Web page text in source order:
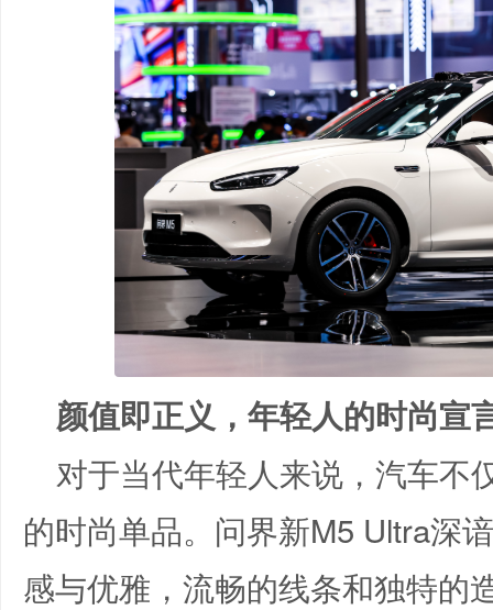
颜值即正义，年轻人的时尚宣
对于当代年轻人来说，汽车不
的时尚单品。问界新M5 Ultra深
感与优雅，流畅的线条和独特的